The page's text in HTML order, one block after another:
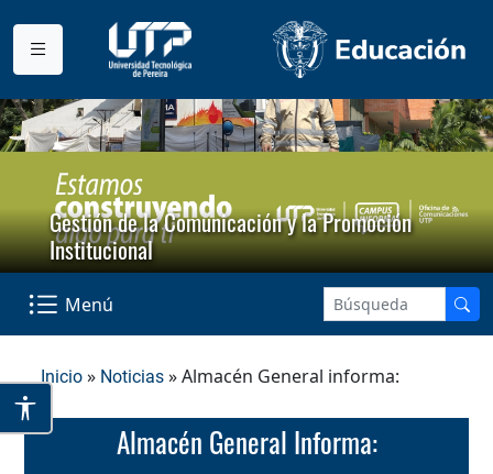
Gestión de la Comunicación y la Promoción
Institucional
Menú
Inicio » Noticias » Almacén General informa:
Almacén General Informa: